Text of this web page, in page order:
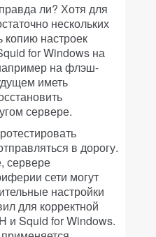
ли? Хотя для
нескольких
копию настроек
for Windows на
на флэш-
иметь
сервере.
в дорогу.
сервере
сети могут
настройки
для корректной
и Squid for Windows.